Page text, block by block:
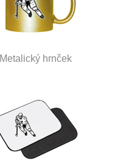
Metalický hrnček